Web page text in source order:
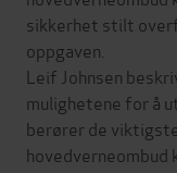
sikkerhet stilt
oppgaven.
Leif Johnsen
mulighetene for å
berører de